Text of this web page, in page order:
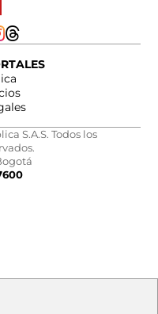
S.A.S. Todos los